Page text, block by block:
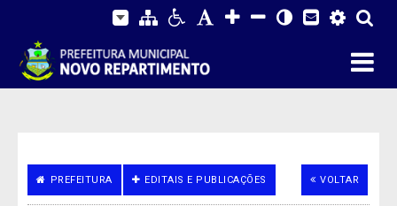
PREFEITURA EDITAIS E PUBLICAÇÕES VOLTAR